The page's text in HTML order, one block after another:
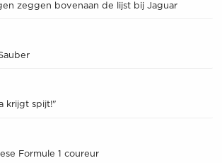
zeggen bovenaan de lijst bij Jaguar
krijgt spijt!"
Formule 1 coureur